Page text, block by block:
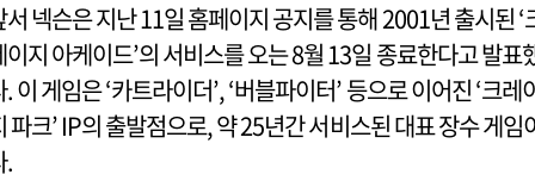
서 넥슨은 지난 11일 홈페이지 공지를 통해 2001년 출시된 ‘
이지 아케이드’의 서비스를 오는 8월 13일 종료한다고 발표
이 게임은 ‘카트라이더’, ‘버블파이터’ 등으로 이어진 ‘크레
파크’ IP의 출발점으로, 약 25년간 서비스된 대표 장수 게임
.